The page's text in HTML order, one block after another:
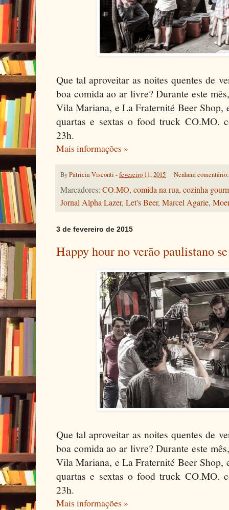
Que tal aproveitar as noites quentes de
boa comida ao ar livre? Durante este
Vila Mariana, e La Fraternité Beer Shop,
quartas e sextas o food truck CO.MO.
23h.
Mais informações »
ByPatricia Visconti -fevereiro 11, 2015 Nenhum
Marcadores: CO.MO, comida na rua, cozinha
Jornal Alpha Lazer, Let's Beer, Marcel Agarie,
3 de fevereiro de 2015
Happy hour no verão paulistano
Que tal aproveitar as noites quentes de
boa comida ao ar livre? Durante este
Vila Mariana, e La Fraternité Beer Shop,
quartas e sextas o food truck CO.MO.
23h.
Mais informações »